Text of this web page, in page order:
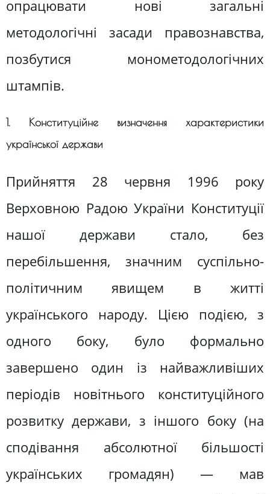
опрацювати нові загальні
методологічні засади правознавства,
позбутися монометодологічних
штампів.
1. Конституційне визначення характеристики
української держави
Прийняття 28 червня 1996 року
Верховною Радою України Конституції
нашої держави стало, без
перебільшення, значним суспільно-
політичним явищем в житті
українського народу. Цією подією, з
одного боку, було формально
завершено один із найважливіших
періодів новітнього конституційного
розвитку держави, з іншого боку (на
сподівання абсолютної більшості
українських громадян) — мав